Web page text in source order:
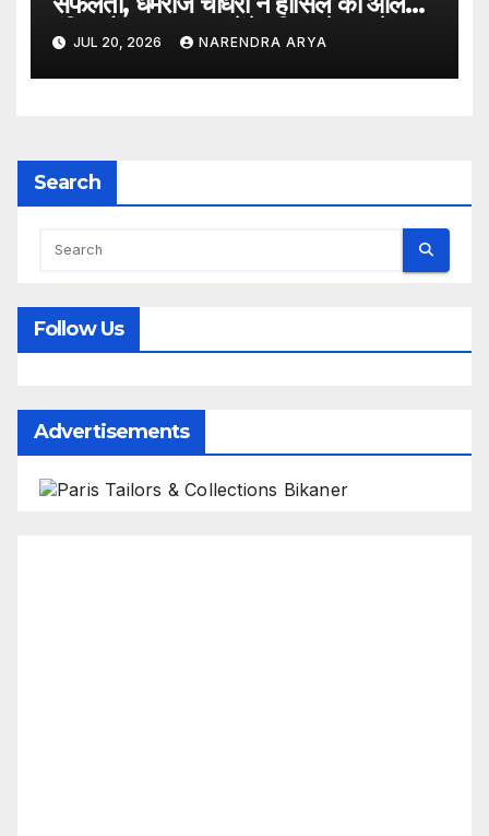
इंडिया रैंक 6400, बनेंगे परिवार के पहले
डॉक्टर
JUL 20, 2026 NARENDRA ARYA
Search
Follow Us
Advertisements